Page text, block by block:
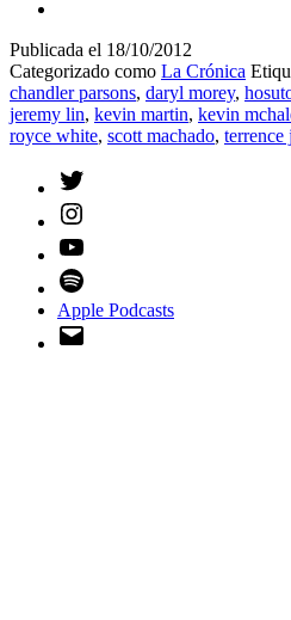
Publicada el 18/10/2012
Categorizado como La Crónica
chandler parsons, daryl morey,
jeremy lin, kevin martin, kevin
royce white, scott machado, terrence
Apple Podcasts